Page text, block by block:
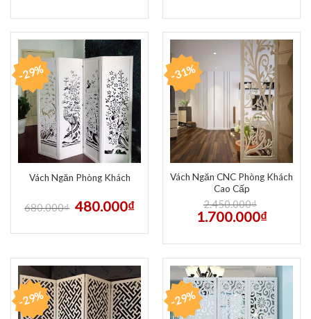
-29%
Vách Ngăn Phòng Khách
680.000₫ 480.000₫
-31%
Vách Ngăn CNC Phòng Khách
Cao Cấp
2.450.000₫
1.700.000₫
-29% -29%